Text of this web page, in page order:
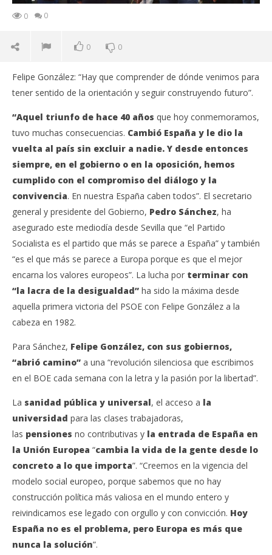
0 0
0 0
Felipe González: “Hay que comprender de dónde venimos para
tener sentido de la orientación y seguir construyendo futuro”.
“Aquel triunfo de hace 40 años que hoy conmemoramos,
tuvo muchas consecuencias. Cambió España y le dio la
vuelta al país sin excluir a nadie. Y desde entonces
siempre, en el gobierno o en la oposición, hemos
cumplido con el compromiso del diálogo y la
convivencia. En nuestra España caben todos”. El secretario
general y presidente del Gobierno, Pedro Sánchez, ha
asegurado este mediodía desde Sevilla que “el Partido
Socialista es el partido que más se parece a España” y también
“es el que más se parece a Europa porque es que el mejor
encarna los valores europeos”. La lucha por terminar con
“la lacra de la desigualdad” ha sido la máxima desde
aquella primera victoria del PSOE con Felipe González a la
cabeza en 1982.
Para Sánchez, Felipe González, con sus gobiernos,
“abrió camino” a una “revolución silenciosa que escribimos
en el BOE cada semana con la letra y la pasión por la libertad”.
La sanidad pública y universal, el acceso a la
universidad para las clases trabajadoras,
las pensiones no contributivas y la entrada de España en
la Unión Europea “cambia la vida de la gente desde lo
concreto a lo que importa”. “Creemos en la vigencia del
modelo social europeo, porque sabemos que no hay
construcción política más valiosa en el mundo entero y
reivindicamos ese legado con orgullo y con convicción. Hoy
España no es el problema, pero Europa es más que
nunca la solución”.